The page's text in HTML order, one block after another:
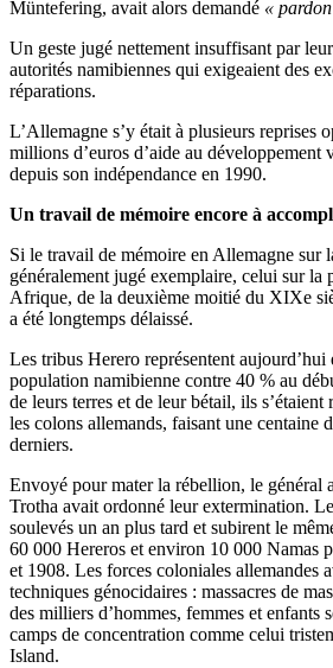
Müntefering, avait alors demandé «
Un geste jugé nettement insuffisant par
autorités namibiennes qui exigeaient des
réparations.
L’Allemagne s’y était à plusieurs reprises
millions d’euros d’aide au développement
depuis son indépendance en 1990.
Un travail de mémoire encore à
Si le travail de mémoire en Allemagne sur
généralement jugé exemplaire, celui sur la
Afrique, de la deuxième moitié du XIXe
a été longtemps délaissé.
Les tribus Herero représentent
population namibienne contre 40 % au
de leurs terres et de leur bétail, ils
les colons allemands, faisant une centaine
derniers.
Envoyé pour mater la rébellion, le général
Trotha avait ordonné leur extermination.
soulevés un an plus tard et subirent le
60 000 Hereros et environ 10 000 Namas
et 1908. Les forces coloniales allemandes
techniques génocidaires : massacres de
des milliers d’hommes, femmes et enfants
camps de concentration comme celui
Island.